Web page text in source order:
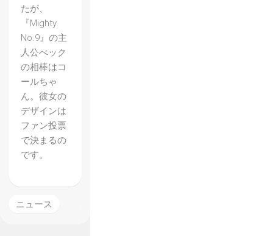
たが、
『Mighty
No.9』の主
人公べック
の相棒はコ
ールちゃ
ん。彼女の
デザインは
ファン投票
で決まるの
です。
ニュース
【Migh
ty
No.9】
出資額